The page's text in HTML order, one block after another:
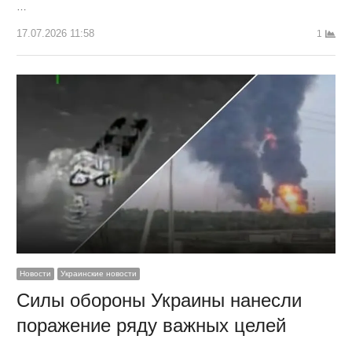
…
17.07.2026 11:58 1
Новости Украинские новости
Силы обороны Украины нанесли
поражение ряду важных целей